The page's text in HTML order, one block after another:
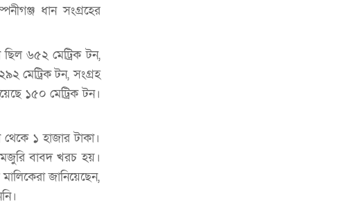
ধান সংগ্রহের
৬৫২ মেট্রিক টন,
মেট্রিক টন, সংগ্রহ
১৫০ মেট্রিক টন।
১ হাজার টাকা।
বাবদ খরচ হয়।
জানিয়েছেন,